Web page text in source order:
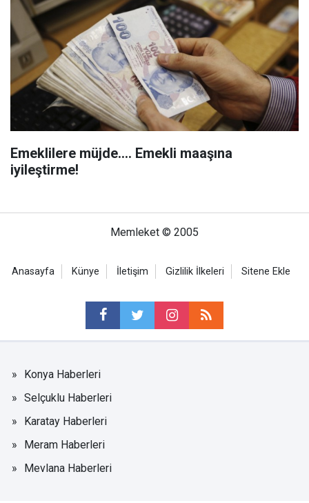
Emeklilere müjde.... Emekli maaşına
iyileştirme!
Memleket © 2005
Anasayfa Künye İletişim Gizlilik İlkeleri Sitene Ekle
Konya Haberleri
Selçuklu Haberleri
Karatay Haberleri
Meram Haberleri
Mevlana Haberleri